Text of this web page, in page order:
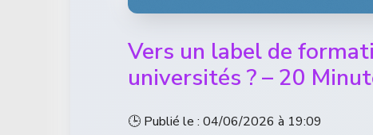
Vers un label de
universités ? – 20
🕒 Publié le : 04/06/2026 à 19:09